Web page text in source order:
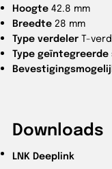
Hoogte 42.8 mm
Breedte 28 mm
Type verdeler T-
Type
Downloads
LNK Deeplink